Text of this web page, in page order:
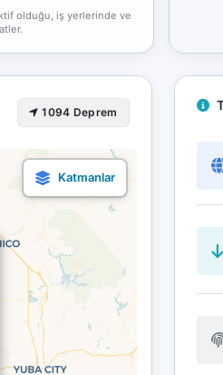
olduğu, iş yerlerinde ve
1094 Deprem